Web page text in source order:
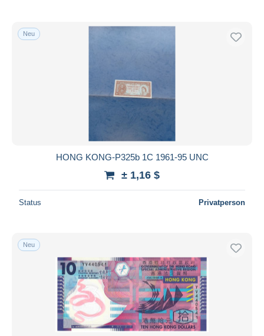
Neu
HONG KONG-P325b 1C 1961-95 UNC
± 1,16 $
Status Privatperson
Neu